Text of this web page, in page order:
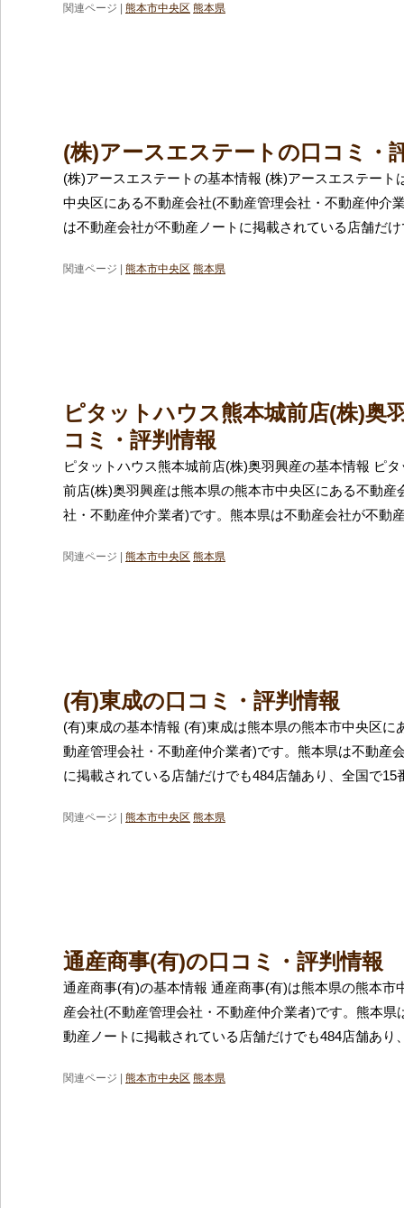
関連ページ | 熊本市中央区 熊本県
(株)アースエステートの口コミ・
(株)アースエステートの基本情報 (株)アースエステート
中央区にある不動産会社(不動産管理会社・不動産仲介
は不動産会社が不動産ノートに掲載されている店舗だ
関連ページ | 熊本市中央区 熊本県
ピタットハウス熊本城前店(株)奥
コミ・評判情報
ピタットハウス熊本城前店(株)奥羽興産の基本情報 ピ
前店(株)奥羽興産は熊本県の熊本市中央区にある不動産
社・不動産仲介業者)です。熊本県は不動産会社が不動
関連ページ | 熊本市中央区 熊本県
(有)東成の口コミ・評判情報
(有)東成の基本情報 (有)東成は熊本県の熊本市中央区に
動産管理会社・不動産仲介業者)です。熊本県は不動産
に掲載されている店舗だけでも484店舗あり、全国で15
関連ページ | 熊本市中央区 熊本県
通産商事(有)の口コミ・評判情報
通産商事(有)の基本情報 通産商事(有)は熊本県の熊本市
産会社(不動産管理会社・不動産仲介業者)です。熊本県
動産ノートに掲載されている店舗だけでも484店舗あり
関連ページ | 熊本市中央区 熊本県